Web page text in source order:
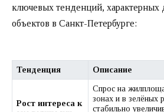
ключевых тенденций,
объектов в Санкт-Петербурге:
Тенденция Описание
Рост интереса к
Спрос на
зонах и в зелёных
стабильно